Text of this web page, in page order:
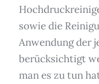
sowie die
Anwendung der
berücksichtigt
man es zu tun